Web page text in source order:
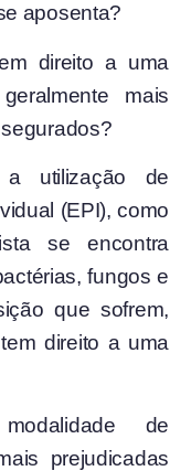
aposenta?
direito a uma
mais
utilização de
(EPI), como
se encontra
fungos e
que sofrem,
direito a uma
de
prejudicadas